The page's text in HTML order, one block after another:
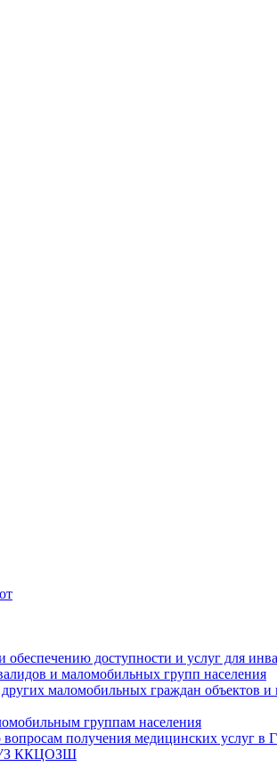
обеспечению доступности и услуг для
и маломобильных групп населения
маломобильных граждан объектов
группам населения
вопросам получения медицинских
ККЦОЗШ